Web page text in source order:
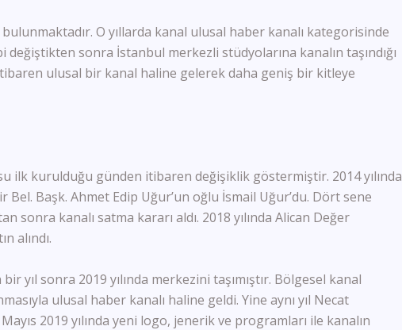
FB Tv
TJK Tv
Tay Tv
CBC Sport
Minika GO
Minika Çocuk
TRT Belgesel
Yaban Tv
Az Tv
Xezer Tv
ATV Azad
O yıllarda kanal ulusal haber kanalı kategorisinde
değiştikten sonra İstanbul merkezli stüdyolarına kanalın taşındığı
ulusal bir kanal haline gelerek daha geniş bir kitleye
ilk kurulduğu günden itibaren değişiklik göstermiştir. 2014 yılında
Bel. Başk. Ahmet Edip Uğur’un oğlu İsmail Uğur’du. Dört sene
sonra kanalı satma kararı aldı. 2018 yılında Alican Değer
alındı.
yıl sonra 2019 yılında merkezini taşımıştır. Bölgesel kanal
ulusal haber kanalı haline geldi. Yine aynı yıl Necat
Mayıs 2019 yılında yeni logo, jenerik ve programları ile kanalın